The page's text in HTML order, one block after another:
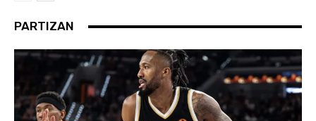
PARTIZAN